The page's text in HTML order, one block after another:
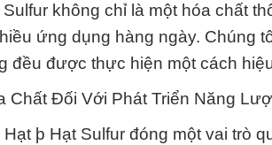
không chỉ là một hóa chất
ứng dụng hàng ngày. Chúng
đều được thực hiện một cách
Chất Đối Với Phát Triển Năng
þ Hạt Sulfur đóng một vai trò